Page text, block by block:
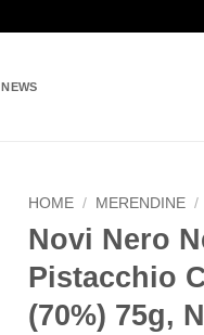
NEWS
HOME / MERENDINE /
Novi Nero
Pistacchio
(70%) 75g,